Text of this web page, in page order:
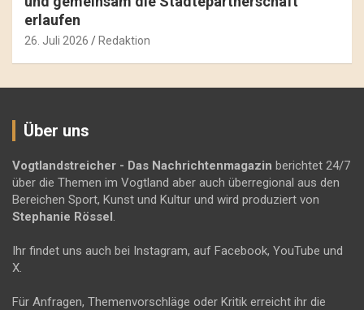
erlaufen
26. Juli 2026 Redaktion
Über uns
Vogtlandstreicher - Das Nachrichtenmagazin berichtet 24/7
über die Themen im Vogtland aber auch überregional aus den
Bereichen Sport, Kunst und Kultur und wird produziert von
Stephanie Rössel.
Ihr findet uns auch bei Instagram, auf Facebook, YouTube und
X.
Für Anfragen, Themenvorschläge oder Kritik erreicht ihr die